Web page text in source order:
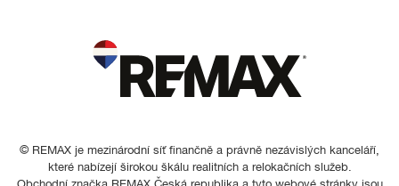
© REMAX je mezinárodní síť finančně a právně nezávislých kanceláří,
které nabízejí širokou škálu realitních a relokačních služeb.